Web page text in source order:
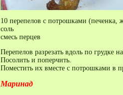
10 перепелов с потрошками (печенка,
соль
смесь перцев
Перепелов разрезать вдоль по грудке
Посолить и поперчить.
Поместить их вместе с потрошками в
Маринад